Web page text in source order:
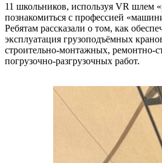
11 школьников, используя VR шлем
познакомиться с профессией
Ребятам рассказали о том, как
эксплуатация грузоподъёмных
строительно-монтажных, ремонтно-
погрузочно-разгрузочных работ.